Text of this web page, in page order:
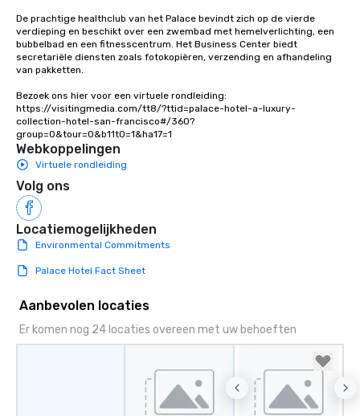
as 500 guests,
choice for any
Stress-Free Booking
more easily. You’ll
restaurant or being
than desirable table.
everyone is treated
immediate seating
What’s more, your
a special warm
De prachtige healthclub van het Palace bevindt zich op de vierde
verdieping en beschikt over een zwembad met hemelverlichting, een
bubbelbad en een fitnesscentrum. Het Business Center biedt
secretariële diensten zoals fotokopiëren, verzending en afhandeling
van pakketten.
Bezoek ons hier voor een virtuele rondleiding:
https://visitingmedia.com/tt8/?ttid=palace-hotel-a-luxury-
collection-hotel-san-francisco#/360?
group=0&tour=0&b11t0=1&ha17=1
Webkoppelingen
Virtuele rondleiding
Volg ons
Locatiemogelijkheden
Environmental Commitments
Palace Hotel Fact Sheet
Aanbevolen locaties
Er komen nog 24 locaties overeen met uw behoeften